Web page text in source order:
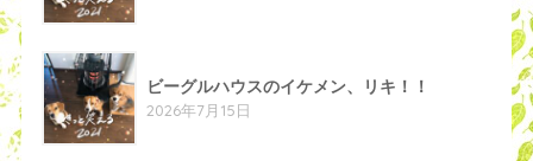
ビーグルハウスのイケメン、リキ！！
2026年7月15日